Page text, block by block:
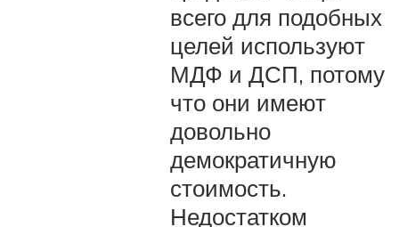
всего для подобных
целей используют
МДФ и ДСП, потому
что они имеют
довольно
демократичную
стоимость.
Недостатком